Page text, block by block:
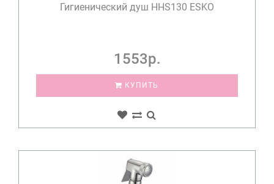
Гигиенический душ HHS130 ESKO
1553р.
КУПИТЬ